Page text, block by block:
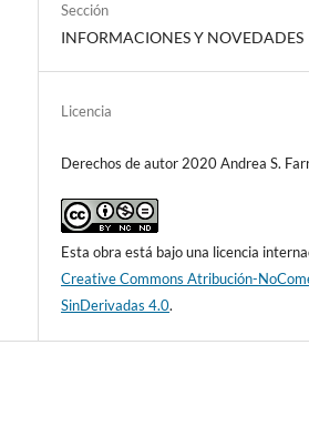
Sección
INFORMACIONES Y NOVEDADES
Licencia
Derechos de autor 2020 Andrea S.
Esta obra está bajo una licencia
Creative Commons Atribución-
SinDerivadas 4.0.